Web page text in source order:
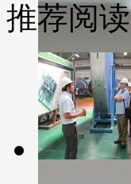
推荐阅读